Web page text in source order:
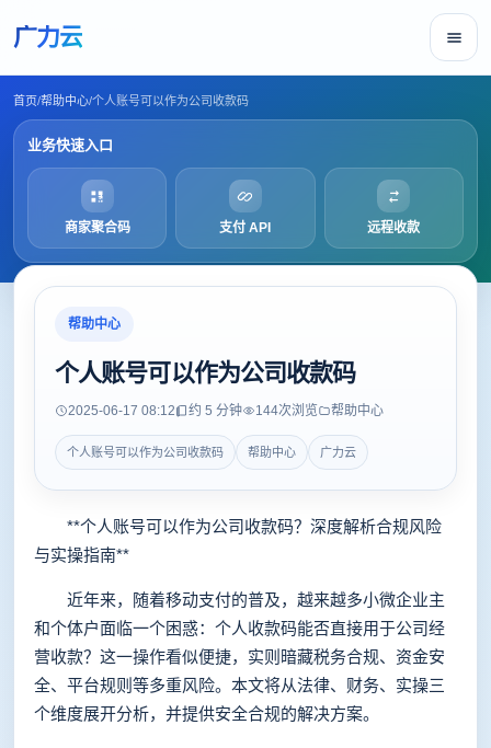
广力云
首页/帮助中心/个人账号可以作为公司收款码
业务快速入口
商家聚合码 支付 API 远程收款
帮助中心
个人账号可以作为公司收款码
2025-06-17 08:12 约 5 分钟 144次浏览 帮助中心
个人账号可以作为公司收款码 帮助中心 广力云
**个人账号可以作为公司收款码？深度解析合规风险
与实操指南**
近年来，随着移动支付的普及，越来越多小微企业主
和个体户面临一个困惑：个人收款码能否直接用于公司经
营收款？这一操作看似便捷，实则暗藏税务合规、资金安
全、平台规则等多重风险。本文将从法律、财务、实操三
个维度展开分析，并提供安全合规的解决方案。